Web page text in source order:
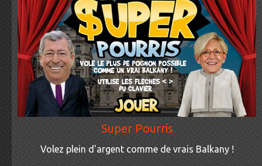
Super Pourris
Volez plein d'argent comme de vrais Balkany !